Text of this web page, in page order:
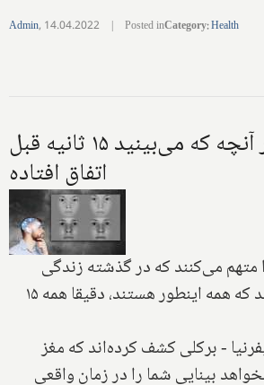
Admin, 14.04.2022 | Posted inCategory:Health
دانشمندان: هر آنچه که می‌بینید ۱۵ ثانیه قبل
اتفاق افتاده
متهم می‌کنند که در گذشته زندگی
می‌کنند، اما معلوم شد که همه اینطور هستند، دقیقا همه ۱۵
- برکلی کشف کرده‌اند که مغز
بینایی شما را در زمان واقعی